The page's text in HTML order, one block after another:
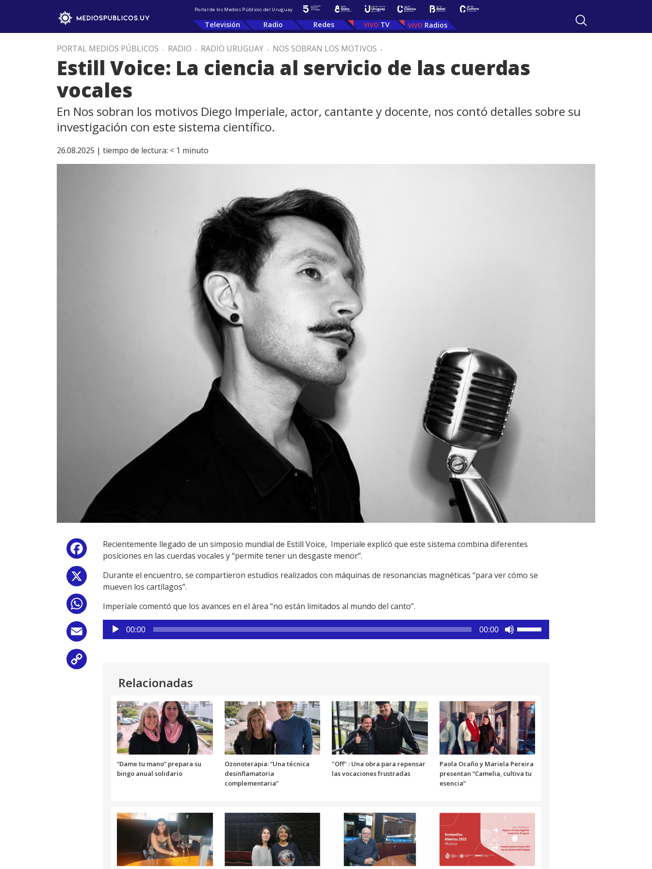
Portal de los Medios Públicos del Uruguay
Televisión Radio Redes TV Radios
PORTAL MEDIOS PÚBLICOS . RADIO . RADIO URUGUAY . NOS SOBRAN LOS MOTIVOS .
Estill Voice: La ciencia al servicio de las cuerdas
vocales
En Nos sobran los motivos Diego Imperiale, actor, cantante y docente, nos contó detalles sobre su
investigación con este sistema científico.
26.08.2025 | tiempo de lectura: < 1 minuto
Facebook
WhatsApp
Recientemente llegado de un simposio mundial de Estill Voice, Imperiale explicó que este sistema combina diferentes
posiciones en las cuerdas vocales y “permite tener un desgaste menor”.
Durante el encuentro, se compartieron estudios realizados con máquinas de resonancias magnéticas “para ver cómo se
mueven los cartílagos”.
Imperiale comentó que los avances en el área “no están limitados al mundo del canto”.
Reproductor
de
00:00 00:00
aumentar
o
disminuir
el
volumen.
Relacionadas
“Dame tu mano” prepara su
bingo anual solidario
Ozonoterapia: “Una técnica
desinflamatoria
complementaria”
"Off" : Una obra para repensar
las vocaciones frustradas
Paola Ocaño y Mariela Pereira
presentan “Camelia, cultiva tu
esencia”